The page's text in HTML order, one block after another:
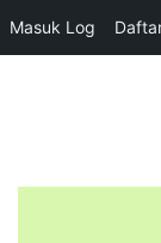
Masuk Log